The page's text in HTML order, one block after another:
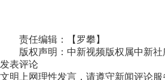
责任编辑：【罗攀】
版权声明：中新视频版权属中新
发表评论
文明上网理性发言，请遵守新闻评论服